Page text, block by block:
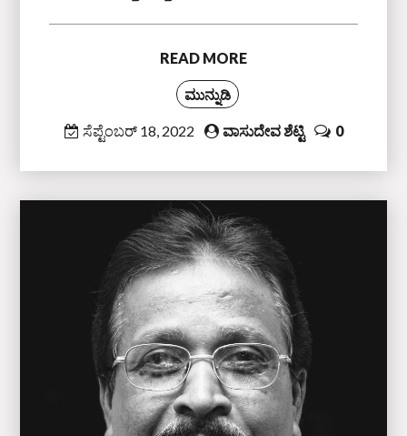
READ MORE
ಮುನ್ನುಡಿ
ಸೆಪ್ಟೆಂಬರ್ 18, 2022 ವಾಸುದೇವ ಶೆಟ್ಟಿ 0